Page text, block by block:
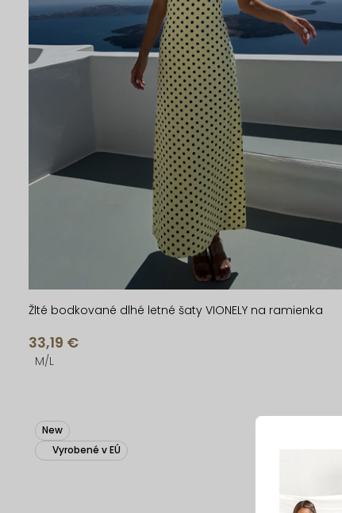
Žlté bodkované dlhé letné šaty VIONELY na ramienka
33,19 €
M/L
New
Vyrobené v EÚ